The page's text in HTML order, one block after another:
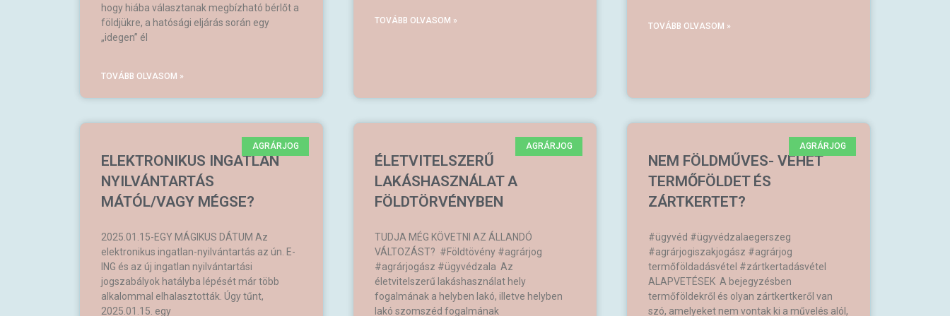
hogy hiába választanak megbízható bérlőt a
földjükre, a hatósági eljárás során egy
„idegen” él
TOVÁBB OLVASOM »
TOVÁBB OLVASOM »
TOVÁBB OLVASOM »
AGRÁRJOG
ELEKTRONIKUS INGATLAN
NYILVÁNTARTÁS
MÁTÓL/VAGY MÉGSE?
2025.01.15-EGY MÁGIKUS DÁTUM Az
elektronikus ingatlan-nyilvántartás az ún. E-
ING és az új ingatlan nyilvántartási
jogszabályok hatályba lépését már több
alkalommal elhalasztották. Úgy tűnt,
2025.01.15. egy
AGRÁRJOG
ÉLETVITELSZERŰ
LAKÁSHASZNÁLAT A
FÖLDTÖRVÉNYBEN
TUDJA MÉG KÖVETNI AZ ÁLLANDÓ
VÁLTOZÁST? #Földtövény #agrárjog
#agrárjogász #ügyvédzala Az
életvitelszerű lakáshasználat hely
fogalmának a helyben lakó, illetve helyben
lakó szomszéd fogalmának
AGRÁRJOG
NEM FÖLDMŰVES- VEHET
TERMŐFÖLDET ÉS
ZÁRTKERTET?
#ügyvéd #ügyvédzalaegerszeg
#agrárjogiszakjogász #agrárjog
termőföldadásvétel #zártkertadásvétel
ALAPVETÉSEK A bejegyzésben
termőföldekről és olyan zártkertkeről van
szó, amelyeket nem vontak ki a művelés alól,